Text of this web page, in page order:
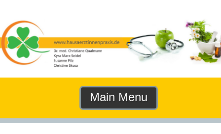
Main Menu